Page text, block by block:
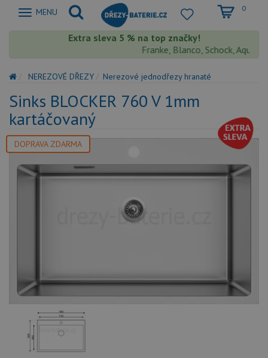
Zobrazit
MENU 0
Extra sleva 5 % na top značky!
Franke, Blanco, Schock,
NEREZOVÉ DŘEZY Nerezové jednodřezy hranaté
Sinks BLOCKER 760 V 1mm
kartáčovaný
DOPRAVA ZDARMA